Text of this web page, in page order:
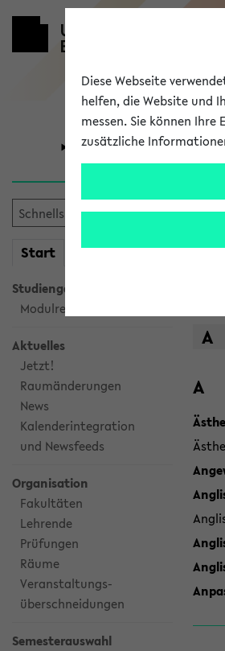
Universität
Start meineKVV
Studiengangsauswahl
Modulrecherche
Aktuelles
Jetzt!
Raumänderungen
News
Kalenderintegration
und Newsfeeds
Organisation
Fakultäten
Lehrende
Prüfungen
Räume
Veranstaltungs-
überschneidungen
Semesterauswahl
A
A
Diese Webseite
helfen, die Website und
messen. Sie können
zusätzliche